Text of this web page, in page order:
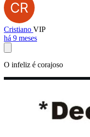
Cristiano VIP
há 9 meses
O infeliz é corajoso